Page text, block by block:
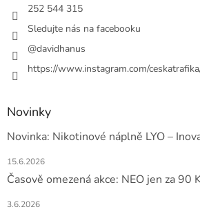
252 544 315
Sledujte nás na facebooku
@davidhanus
https://www.instagram.com/
Novinky
Novinka: Nikotinové náplně LYO –
15.6.2026
Časově omezená akce: NEO jen za 90
3.6.2026